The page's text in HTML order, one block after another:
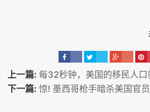
上一篇: 每32秒钟，美国的移民人口
下一篇: 惊! 墨西哥枪手暗杀美国官